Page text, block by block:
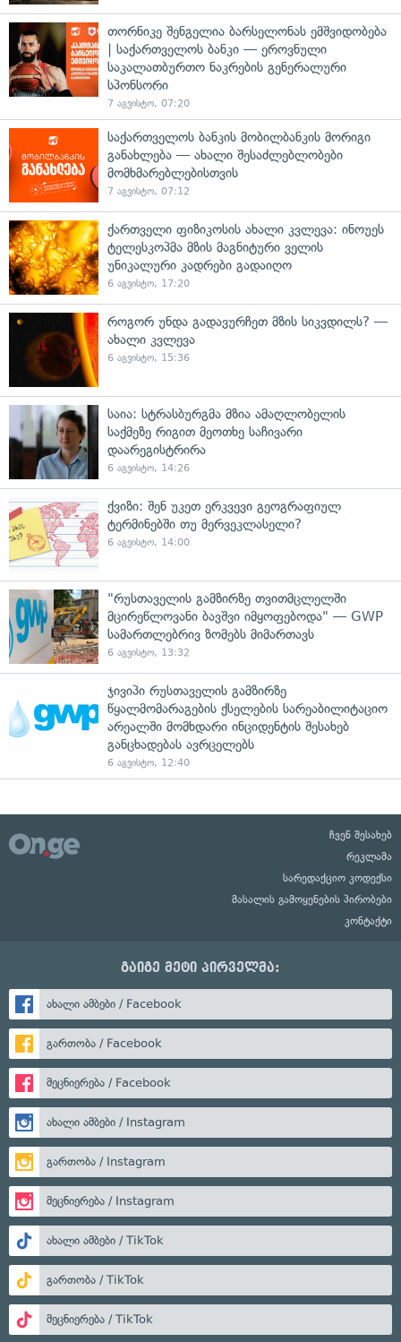
თორნიკე შენგელია ბარსელონას ემშვიდობება
| საქართველოს ბანკი — ეროვნული
საკალათბურთო ნაკრების გენერალური
სპონსორი
7 აგვისტო, 07:20
საქართველოს ბანკის მობილბანკის მორიგი
განახლება — ახალი შესაძლებლობები
მომხმარებლებისთვის
7 აგვისტო, 07:12
ქართველი ფიზიკოსის ახალი კვლევა: ინოუეს
ტელესკოპმა მზის მაგნიტური ველის
უნიკალური კადრები გადაიღო
6 აგვისტო, 17:20
როგორ უნდა გადავურჩეთ მზის სიკვდილს? —
ახალი კვლევა
6 აგვისტო, 15:36
საია: სტრასბურგმა მზია ამაღლობელის
საქმეზე რიგით მეოთხე საჩივარი
დაარეგისტრირა
6 აგვისტო, 14:26
ქვიზი: შენ უკეთ ერკვევი გეოგრაფიულ
ტერმინებში თუ მერვეკლასელი?
6 აგვისტო, 14:00
"რუსთაველის გამზირზე თვითმცლელში
მცირეწლოვანი ბავშვი იმყოფებოდა" — GWP
სამართლებრივ ზომებს მიმართავს
6 აგვისტო, 13:32
ჯივიპი რუსთაველის გამზირზე
წყალმომარაგების ქსელების სარეაბილიტაციო
არეალში მომხდარი ინციდენტის შესახებ
განცხადებას ავრცელებს
6 აგვისტო, 12:40
ჩვენ შესახებ
რეკლამა
სარედაქციო კოდექსი
მასალის გამოყენების პირობები
კონტაქტი
გაიგე მეტი პირველმა:
ახალი ამბები / Facebook
გართობა / Facebook
მეცნიერება / Facebook
ახალი ამბები / Instagram
გართობა / Instagram
მეცნიერება / Instagram
ახალი ამბები / TikTok
გართობა / TikTok
მეცნიერება / TikTok